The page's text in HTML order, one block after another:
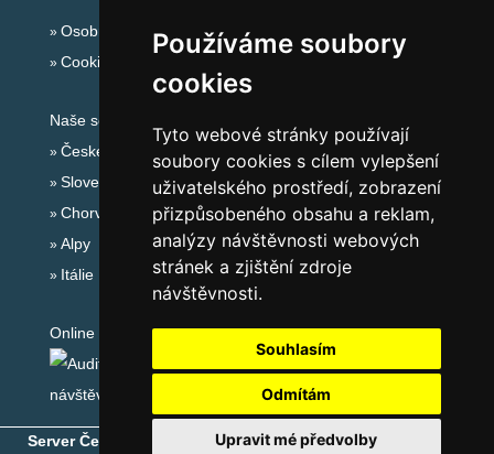
Používáme soubory
cookies
Tyto webové stránky používají
soubory cookies s cílem vylepšení
uživatelského prostředí, zobrazení
přizpůsobeného obsahu a reklam,
analýzy návštěvnosti webových
stránek a zjištění zdroje
návštěvnosti.
Souhlasím
Odmítám
Upravit mé předvolby
Osobní údaje
Cookies
Naše servery:
České hory
Slovenské hory
Chorvatsko
Alpy
Itálie
Online audit:
Server České hory ® - Copyright © 1999-2026 eProgress s.r.o.